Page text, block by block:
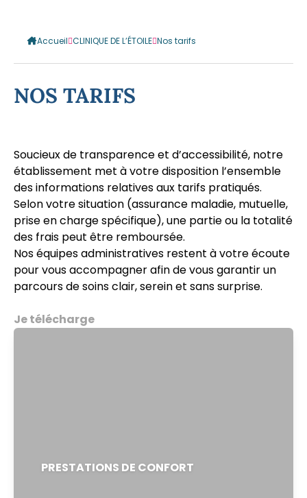
Accueil CLINIQUE DE L’ÉTOILE Nos tarifs
NOS TARIFS
Soucieux de transparence et d’accessibilité, notre
établissement met à votre disposition l’ensemble
des informations relatives aux tarifs pratiqués.
Selon votre situation (assurance maladie, mutuelle,
prise en charge spécifique), une partie ou la totalité
des frais peut être remboursée.
Nos équipes administratives restent à votre écoute
pour vous accompagner afin de vous garantir un
parcours de soins clair, serein et sans surprise.
Je télécharge
PRESTATIONS DE CONFORT